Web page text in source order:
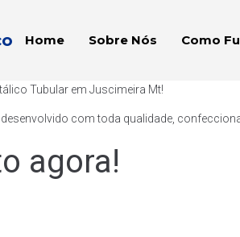
Home Sobre Nós Como
Tubular em Juscimeira Mt!
com toda qualidade,
agora!